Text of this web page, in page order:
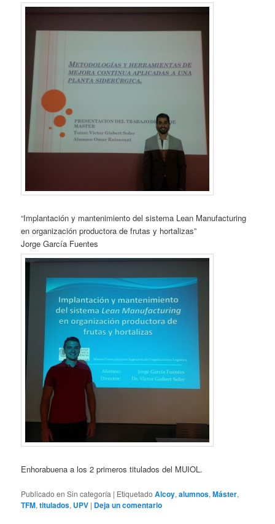
“Implantación y mantenimiento del sistema Lean Manufacturing
en organización productora de frutas y hortalizas”
Jorge García Fuentes
Enhorabuena a los 2 primeros titulados del MUIOL.
Publicado en Sin categoría | Etiquetado Alcoy,alumnos,Máster,
TFM,titulados, UPV | Deja un comentario